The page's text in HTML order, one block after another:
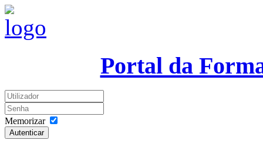
Portal da
Memorizar
Autenticar